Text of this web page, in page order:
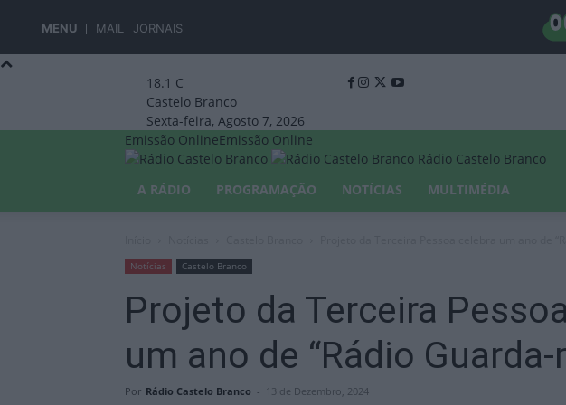
MENU MAIL JORNAIS
18.1 C
Castelo Branco
Sexta-feira, Agosto 7, 2026
Emissão OnlineEmissão Online
Rádio Castelo Branco
A RÁDIO
PROGRAMAÇÃO NOTÍCIAS MULTIMÉDIA
Notícias Castelo Branco
Projeto da Terceira
um ano de “Rádio Guarda-
Por Rádio Castelo Branco - 13 de Dezembro, 2024